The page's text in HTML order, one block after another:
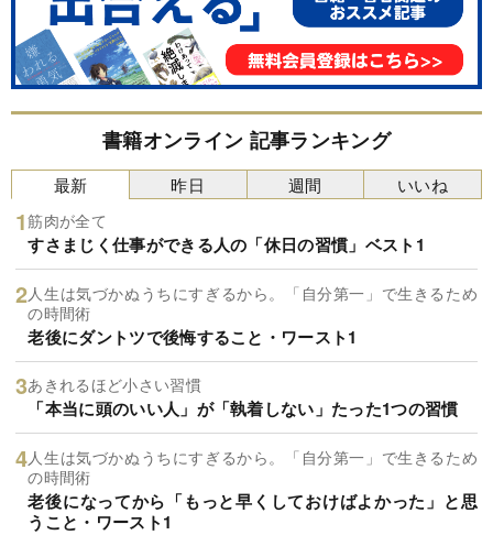
書籍オンライン 記事ランキング
最新
筋肉が全て
すさまじく仕事ができる人の「休日の習慣」ベスト1
人生は気づかぬうちにすぎるから。「自分第一」で生きるため
の時間術
老後にダントツで後悔すること・ワースト1
あきれるほど小さい習慣
「本当に頭のいい人」が「執着しない」たった1つの習慣
人生は気づかぬうちにすぎるから。「自分第一」で生きるため
の時間術
老後になってから「もっと早くしておけばよかった」と思
うこと・ワースト1
昨日 週間 いいね